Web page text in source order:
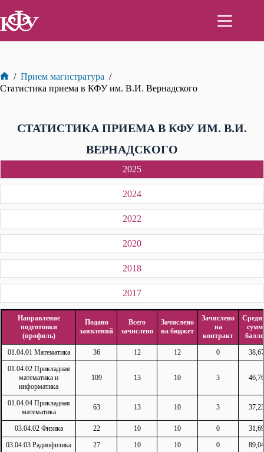
к
сути
Главная
/ Прием магистратура /
Статистика приема в КФУ им. В.И. Вернадского
СТАТИСТИКА ПРИЕМА В КФУ ИМ. В.И.
ВЕРНАДСКОГО
2025
2024
2022
2020
2018
2017
Направление
подготовки
(профиль)
Подано
заявлений
Всего
зачислено
Зачислено
на бюджет
Зачислено
на
контракт
01.04.01 Математика
36 12 12 0
38,67
01.04.02 Прикладная
математика и
информатика
109 13 10 3 46,76
01.04.04 Прикладная
математика
63 13 10 3 37,23
03.04.02 Физика 22 10 10 0
31,69
03.04.03 Радиофизика
27 10 10 0
89,04